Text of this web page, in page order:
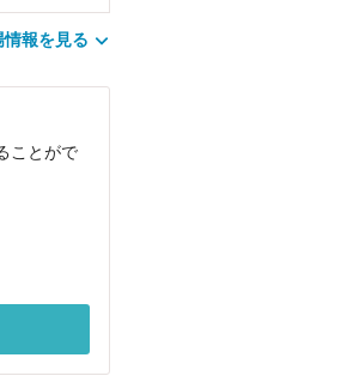
報を見る
ことがで